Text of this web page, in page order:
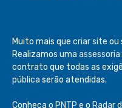
Muito mais que criar site ou
Realizamos uma assessoria
contrato que todas as
pública serão atendidas.
Conheça o PNTP e o Radar